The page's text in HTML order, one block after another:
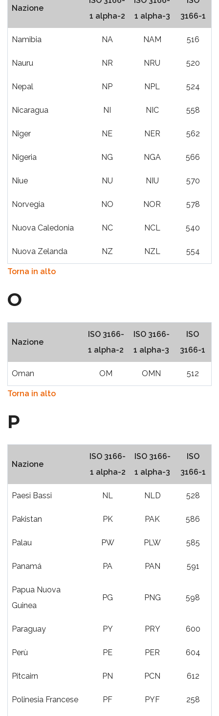
Nazione
1 alpha-2
1 alpha-3
3166-1
Namibia NA NAM 516
Nauru NR NRU 520
Nepal NP NPL 524
Nicaragua NI NIC 558
Niger NE NER 562
Nigeria NG NGA 566
Niue NU NIU 570
Norvegia NO NOR 578
Nuova Caledonia NC NCL 540
Nuova Zelanda NZ NZL 554
Torna in alto
O
Nazione
ISO 3166-
1 alpha-2
ISO 3166-
1 alpha-3
ISO
3166-1
Oman OM OMN 512
Torna in alto
P
Nazione
ISO 3166-
1 alpha-2
ISO 3166-
1 alpha-3
ISO
3166-1
Paesi Bassi NL NLD 528
Pakistan PK PAK 586
Palau PW PLW 585
Panamá PA PAN 591
Papua Nuova
Guinea
PG PNG 598
Paraguay PY PRY 600
Perù PE PER 604
Pitcairn PN PCN 612
Polinesia Francese PF PYF 258